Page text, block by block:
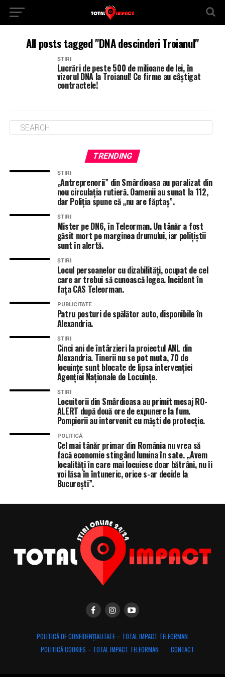
All posts tagged "DNA descinderi Troianul"
ȘTIRI
Lucrări de peste 500 de milioane de lei, în
vizorul DNA la Troianul! Ce firme au câștigat
contractele!
TRENDING
ȘTIRI
„Antreprenorii” din Smârdioasa au paralizat din
nou circulația rutieră. Oamenii au sunat la 112,
dar Poliția spune că „nu are făptaș”.
ȘTIRI
Mister pe DN6, în Teleorman. Un tânăr a fost
găsit mort pe marginea drumului, iar polițiștii
sunt în alertă.
ȘTIRI
Locul persoanelor cu dizabilități, ocupat de cel
care ar trebui să cunoască legea. Incident în
fața CAS Teleorman.
PUBLICITATE
Patru posturi de spălător auto, disponibile în
Alexandria.
ȘTIRI
Cinci ani de întârzieri la proiectul ANL din
Alexandria. Tinerii nu se pot muta, 70 de
locuințe sunt blocate de lipsa intervenției
Agenției Naționale de Locuințe.
ȘTIRI
Locuitorii din Smârdioasa au primit mesaj RO-
ALERT după două ore de expunere la fum.
Pompierii au intervenit cu măști de protecție.
POLITICĂ
Cel mai tânăr primar din România nu vrea să
facă economie stingând lumina în sate. „Avem
localități în care mai locuiesc doar bătrâni, nu îi
voi lăsa în întuneric, orice s-ar decide la
București”.
POLITICĂ DE CONFIDENȚIALITATE – TOTAL IMPACT TELEORMAN
POLITICĂ COOKIES – TOTAL IMPACT TELEORMAN
CONTACT